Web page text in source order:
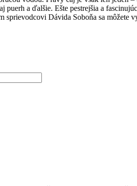
a ďalšie. Ešte pestrejšia a
sprievodcovi Dávida Soboňa sa